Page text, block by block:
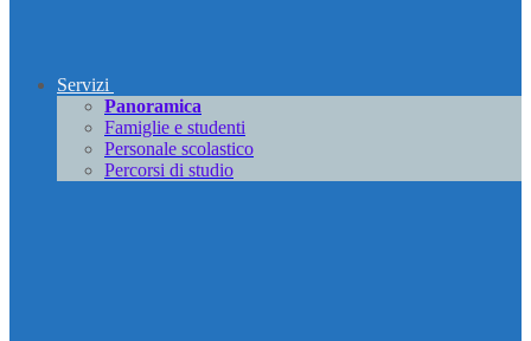
Servizi
Panoramica
Famiglie e studenti
Personale scolastico
Percorsi di studio